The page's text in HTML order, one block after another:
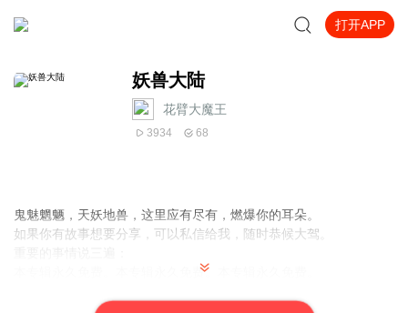
打开APP
妖兽大陆
花臂大魔王
3934 68
鬼魅魍魉，天妖地兽，这里应有尽有，燃爆你的耳朵。
如果你有故事想要分享，可以私信给我，随时恭候大驾。
本专辑永久免费。